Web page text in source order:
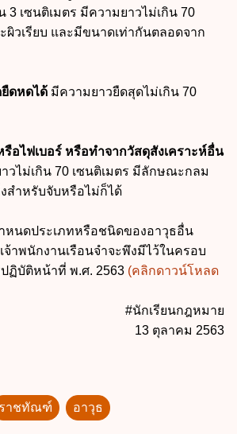
3 เซนติเมตร มีความยาวไม่เกิน 70
ผิวเรียบ และมีขนาดเท่ากันตลอดจาก
ดหดได้ มีความยาวยืดสุดไม่เกิน 70
อไฟเบอร์ หรือทำจากวัสดุสังเคราะห์อื่น
วไม่เกิน 70 เซนติเมตร มีลักษณะกลม
สำหรับจับหรือไม่ก็ได้
หนดประเภทหรือชนิดของอาวุธอื่น
าพนักงานเรือนจำจะพึงมีไว้ในครอบ
ฏิบัติหน้าที่ พ.ศ. 2563 (คลิกดาวน์โหลด
#นักเรียนกฎหมาย
13 ตุลาคม 2563
ราชทัณฑ์ อาวุธ